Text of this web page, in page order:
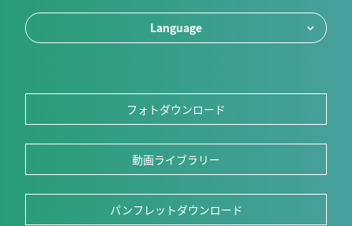
Language
フォトダウンロード
動画ライブラリー
パンフレットダウンロード